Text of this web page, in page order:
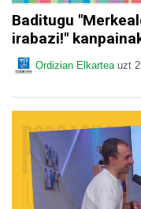
Baditugu
irabazi!"
Ordizian Elkartea uzt